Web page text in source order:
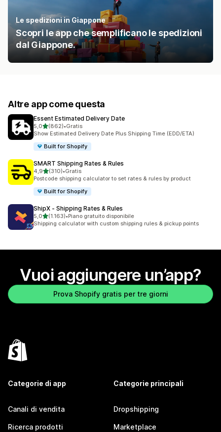
Le spedizioni in Giappone
Scopri le app che semplificano le spedizioni
dal Giappone.
Altre app come questa
Essent Estimated Delivery Date
5,0stelle su 5
(862)
862 recensioni totali
•Gratis
Show Estimated Delivery Date Plus Shipping Time (EDD/ETA)
Built for Shopify
SMART Shipping Rates & Rules
4,9stelle su 5
(310)
310 recensioni totali
•Gratis
Postcode shipping calculator to set rates & rules by product
Built for Shopify
ShipX ‑ Shipping Rates & Rules
5,0stelle su 5
(1.163)
1163 recensioni totali
•Piano gratuito disponibile
Shipping calculator with custom shipping rules & pickup points
Vuoi aggiungere un’app?
Prova Shopify gratis per tre giorni
Categorie di app
Canali di vendita
Ricerca prodotti
Categorie principali
Dropshipping
Marketplace